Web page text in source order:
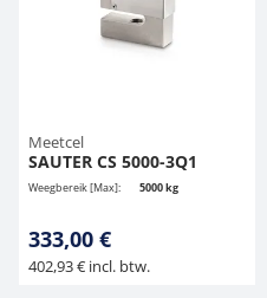
Meetcel
SAUTER CS 5000-3Q1
Weegbereik [Max]: 5000 kg
333,00 €
402,93 € incl. btw.